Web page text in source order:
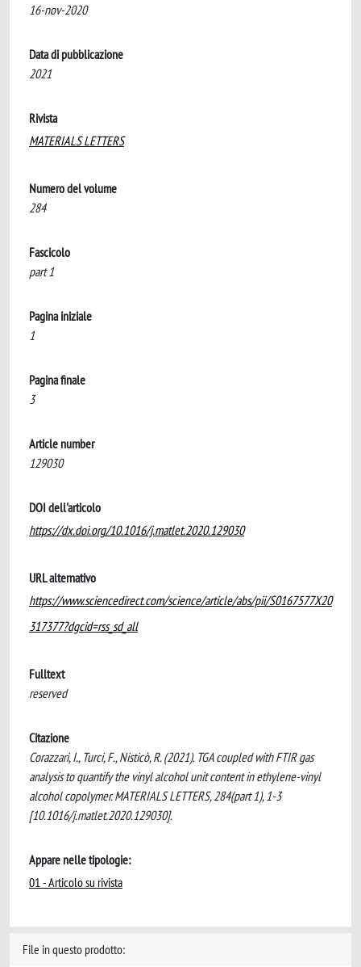
16-nov-2020
Data di pubblicazione
2021
Rivista
MATERIALS LETTERS
Numero del volume
284
Fascicolo
part 1
Pagina iniziale
1
Pagina finale
3
Article number
129030
DOI dell'articolo
https://dx.doi.org/10.1016/j.matlet.2020.129030
URL alternativo
https://www.sciencedirect.com/science/article/abs/pii/S0167577X20
317377?dgcid=rss_sd_all
Fulltext
reserved
Citazione
Corazzari, I., Turci, F., Nisticò, R. (2021). TGA coupled with FTIR gas
analysis to quantify the vinyl alcohol unit content in ethylene-vinyl
alcohol copolymer. MATERIALS LETTERS, 284(part 1), 1-3
[10.1016/j.matlet.2020.129030].
Appare nelle tipologie:
01 - Articolo su rivista
File in questo prodotto: